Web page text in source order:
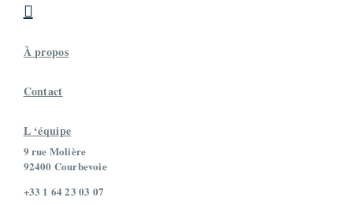

À propos
Contact
L ‘équipe
9 rue Molière
92400 Courbevoie
+33 1 64 23 03 07